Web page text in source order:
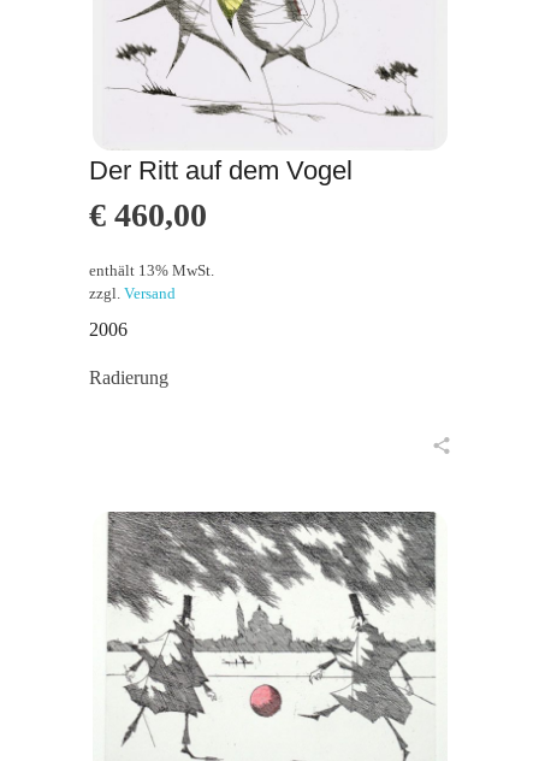
Der Ritt auf dem Vogel
€ 460,00
enthält 13% MwSt.
zzgl. Versand
2006
Radierung